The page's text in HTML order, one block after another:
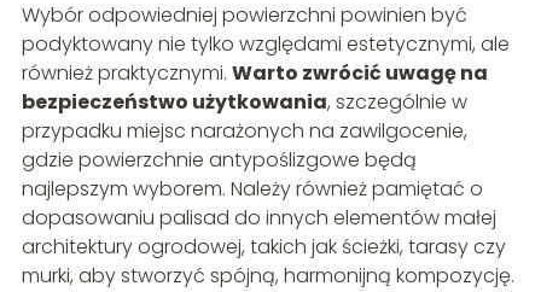
Wybór odpowiedniej powierzchni powinien być
podyktowany nie tylko względami estetycznymi, ale
również praktycznymi. Warto zwrócić uwagę na
bezpieczeństwo użytkowania, szczególnie w
przypadku miejsc narażonych na zawilgocenie,
gdzie powierzchnie antypoślizgowe będą
najlepszym wyborem. Należy również pamiętać o
dopasowaniu palisad do innych elementów małej
architektury ogrodowej, takich jak ścieżki, tarasy czy
murki, aby stworzyć spójną, harmonijną kompozycję.